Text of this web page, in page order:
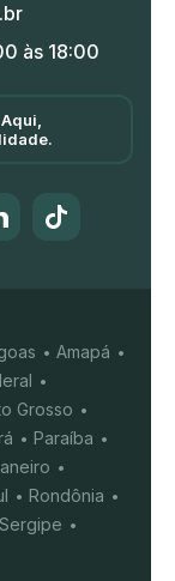
às 18:00
Amapá
Grosso
Paraíba
Rondônia
Sergipe